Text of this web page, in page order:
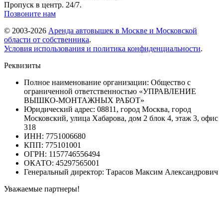
Пропуск в центр. 24/7.
Позвоните нам
© 2003-2026 Аренда автовышек в Москве и Московской
области от собственника.
Условия использования и политика конфиденциальности.
Реквизиты
Полное наименование организации: Общество с
ограниченной ответственностью «УПРАВЛЕНИЕ
ВЫШКО-МОНТАЖНЫХ РАБОТ»
Юридический адрес: 08811, город Москва, город
Московский, улица Хабарова, дом 2 блок 4, этаж 3, офис
318
ИНН: 7751006680
КПП: 775101001
ОГРН: 1157746556494
ОКАТО: 45297565001
Генеральный директор: Тарасов Максим Александрович
Уважаемые партнеры!